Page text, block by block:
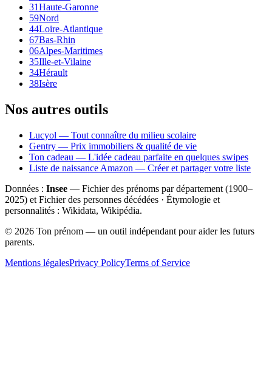
31Haute-Garonne
59Nord
44Loire-Atlantique
67Bas-Rhin
06Alpes-Maritimes
35Ille-et-Vilaine
34Hérault
38Isère
Nos autres outils
Lucyol — Tout connaître du milieu scolaire
Gentry — Prix immobiliers & qualité de vie
Ton cadeau — L'idée cadeau parfaite en quelques swipes
Liste de naissance Amazon — Créer et partager votre liste
Données : Insee — Fichier des prénoms par département (1900–
2025) et Fichier des personnes décédées · Étymologie et
personnalités : Wikidata, Wikipédia.
© 2026 Ton prénom — un outil indépendant pour aider les futurs
parents.
Mentions légalesPrivacy PolicyTerms of Service